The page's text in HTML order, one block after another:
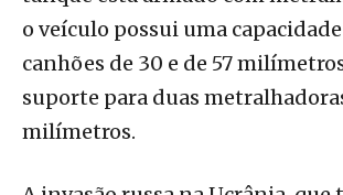
o veículo possui uma
canhões de 30 e de 57
suporte para duas
milímetros.